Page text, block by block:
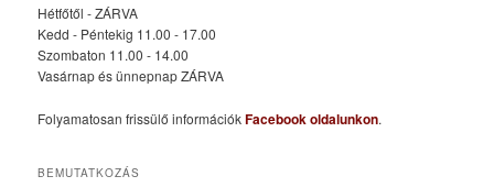
Hétfőtől - ZÁRVA
Kedd - Péntekig 11.00 - 17.00
Szombaton 11.00 - 14.00
Vasárnap és ünnepnap ZÁRVA
Folyamatosan frissülő információkFacebook oldalunkon.
BEMUTATKOZÁS